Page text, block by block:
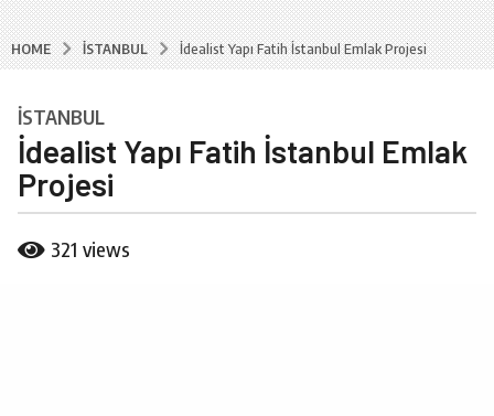
HOME İSTANBUL İdealist Yapı Fatih İstanbul Emlak Projesi
7
y
ı
l
g
İSTANBUL
İdealist Yapı Fatih İstanbul Emlak
Projesi
y
321 views